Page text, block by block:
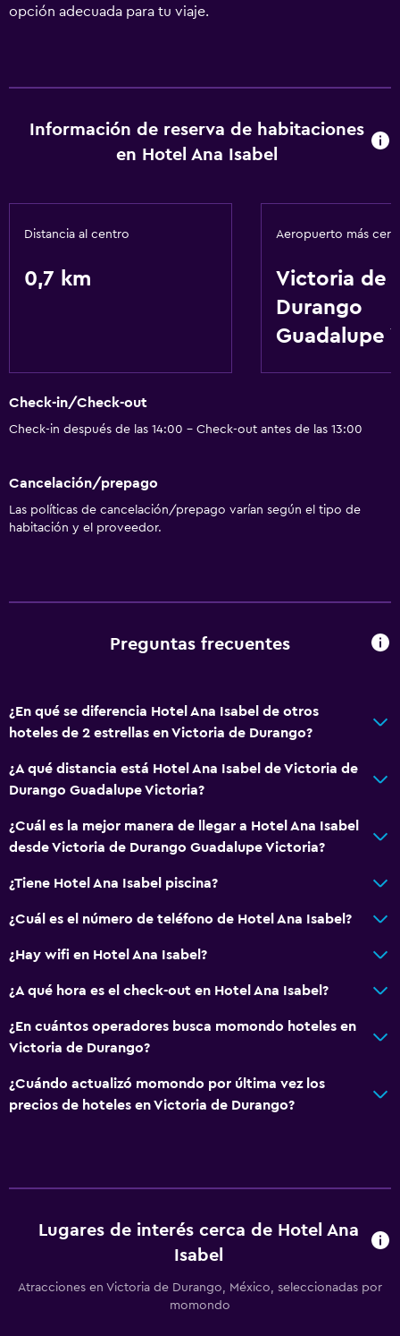
opción adecuada para tu viaje.
Información de reserva de habitaciones
en Hotel Ana Isabel
Distancia al centro
0,7 km
Aeropuerto más
Victoria de
Durango
Guadalupe
Check-in/Check-out
Check-in después de las 14:00 - Check-out antes de las 13:00
Cancelación/prepago
Las políticas de cancelación/prepago varían según el tipo de
habitación y el proveedor.
Preguntas frecuentes
¿En qué se diferencia Hotel Ana Isabel de otros
hoteles de 2 estrellas en Victoria de Durango?
¿A qué distancia está Hotel Ana Isabel de Victoria de
Durango Guadalupe Victoria?
¿Cuál es la mejor manera de llegar a Hotel Ana Isabel
desde Victoria de Durango Guadalupe Victoria?
¿Tiene Hotel Ana Isabel piscina?
¿Cuál es el número de teléfono de Hotel Ana Isabel?
¿Hay wifi en Hotel Ana Isabel?
¿A qué hora es el check-out en Hotel Ana Isabel?
¿En cuántos operadores busca momondo hoteles en
Victoria de Durango?
¿Cuándo actualizó momondo por última vez los
precios de hoteles en Victoria de Durango?
Lugares de interés cerca de Hotel Ana
Isabel
Atracciones en Victoria de Durango, México, seleccionadas por
momondo